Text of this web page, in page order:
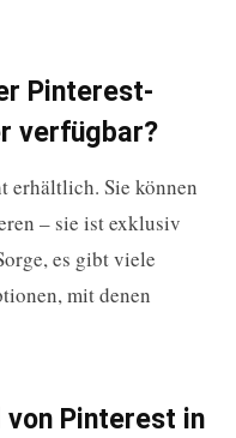
Pinterest-
verfügbar?
erhältlich. Sie können
– sie ist exklusiv
es gibt viele
mit denen
von Pinterest in